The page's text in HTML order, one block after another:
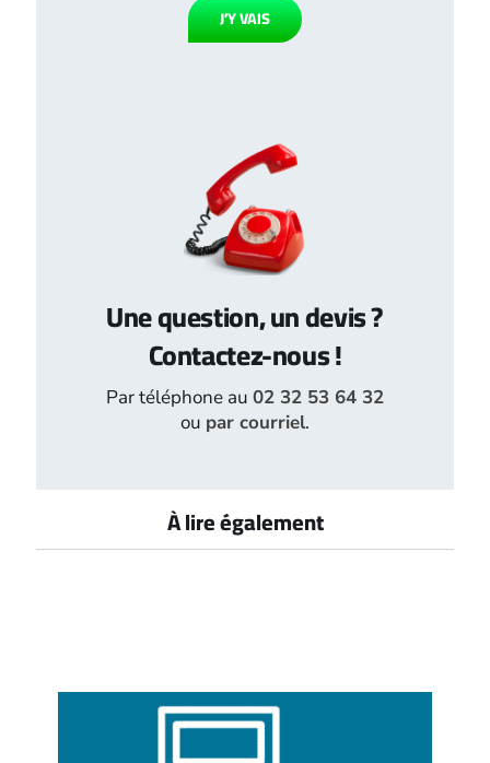
J’Y VAIS
Une question, un devis ?
Contactez-nous !
Par téléphone au 02 32 53 64 32
ou par courriel.
À lire également